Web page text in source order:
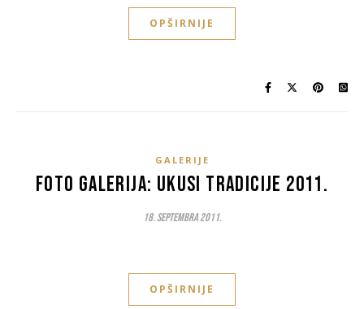
OPŠIRNIJE
GALERIJE
Foto galerija: Ukusi tradicije 2011.
18. Septembra 2011.
OPŠIRNIJE